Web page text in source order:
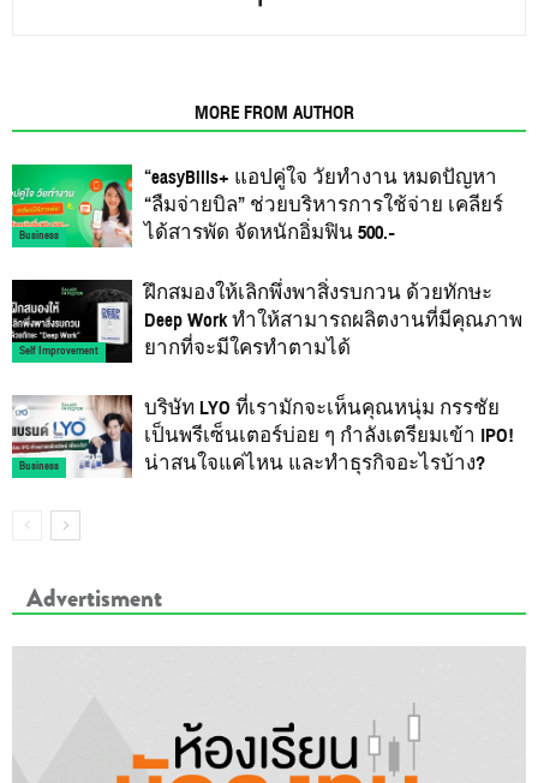
MORE FROM AUTHOR
Business
“easyBills+ แอปคู่ใจ วัยทำงาน หมดปัญหา
“ลืมจ่ายบิล” ช่วยบริหารการใช้จ่าย เคลียร์
ได้สารพัด จัดหนักอิ่มฟิน 500.-
Self Improvement
ฝึกสมองให้เลิกพึ่งพาสิ่งรบกวน ด้วยทักษะ
Deep Work ทำให้สามารถผลิตงานที่มีคุณภาพ
ยากที่จะมีใครทำตามได้
Business
บริษัท LYO ที่เรามักจะเห็นคุณหนุ่ม กรรชัย
เป็นพรีเซ็นเตอร์บ่อย ๆ กำลังเตรียมเข้า IPO!
น่าสนใจแค่ไหน และทำธุรกิจอะไรบ้าง?
Advertisment